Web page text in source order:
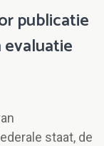
publicatie
staat, de